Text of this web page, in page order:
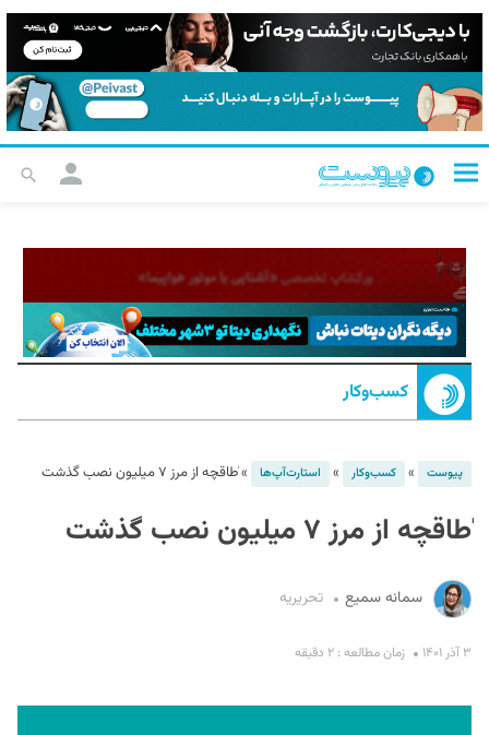
کسب‌و‌کار
پیوست » کسب‌و‌کار » استارت‌آپ‌ها »ٰطاقچه از مرز ۷ میلیون نصب گذشت
ٰطاقچه از مرز ۷ میلیون نصب گذشت
سمانه سمیع تحریریه
۳ آذر ۱۴۰۱ زمان مطالعه : ۲ دقیقه